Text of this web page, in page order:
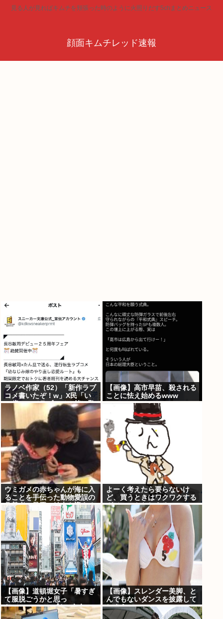
見る人が見ればキムチを頬張った時のように火照りだす5chまとめニュース
顔面キムチレッド速報
ラノベ作家（52）「新作ラブ
コメ書いたぞ！w」X民「い
い歳こいてラブコメ（笑）恥
ずかしくないの？」
【画像】高市早苗、殺される
ことに怯え始めるwww
ウミガメの赤ちゃんが海に入
ることを手伝った動物愛誤の
偽善者、最悪の結末を迎える
よーく考えたら要らないけ
ど、買うときはワクワクする
ガジェットおしえろ
【画像】道頓堀女子「暑すぎ
て服脱ごうかと思っ
た」･･････････ﾊﾟｼｬｯ！！
【画像】スレンダー美脚、と
んでもないダンスを披露して
しまうwww